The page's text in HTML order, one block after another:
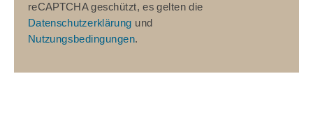
reCAPTCHA geschützt, es gelten die
Datenschutzerklärung und
Nutzungsbedingungen.